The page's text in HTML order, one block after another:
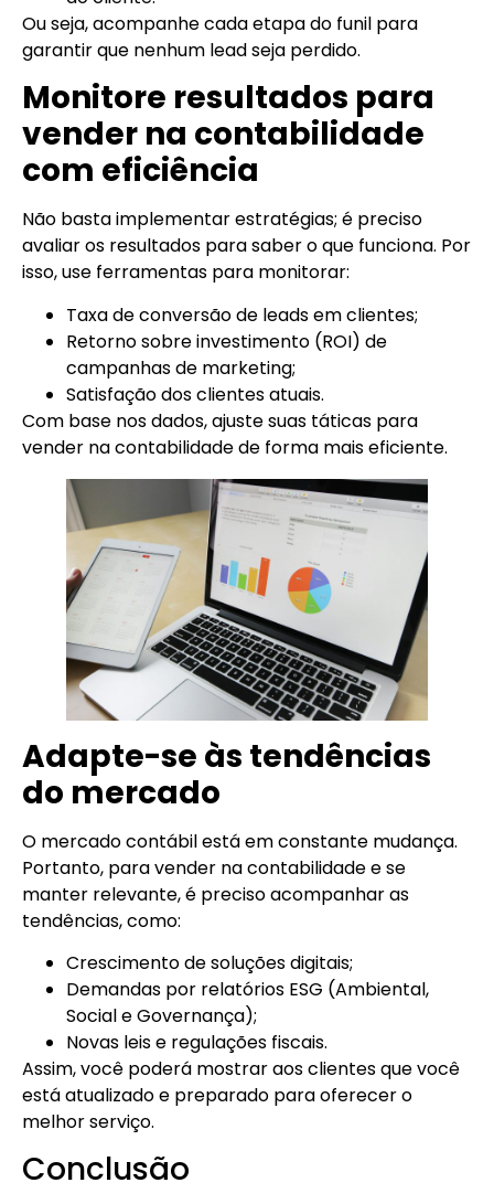
Ou seja, acompanhe cada etapa do funil para
garantir que nenhum lead seja perdido.
Monitore resultados para
vender na contabilidade
com eficiência
Não basta implementar estratégias; é preciso
avaliar os resultados para saber o que funciona. Por
isso, use ferramentas para monitorar:
Taxa de conversão de leads em clientes;
Retorno sobre investimento (ROI) de
campanhas de marketing;
Satisfação dos clientes atuais.
Com base nos dados, ajuste suas táticas para
vender na contabilidade de forma mais eficiente.
Adapte-se às tendências
do mercado
O mercado contábil está em constante mudança.
Portanto, para vender na contabilidade e se
manter relevante, é preciso acompanhar as
tendências, como:
Crescimento de soluções digitais;
Demandas por relatórios ESG (Ambiental,
Social e Governança);
Novas leis e regulações fiscais.
Assim, você poderá mostrar aos clientes que você
está atualizado e preparado para oferecer o
melhor serviço.
Conclusão